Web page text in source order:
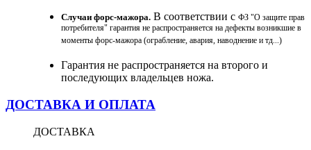
Случаи форс-мажора. В соответствии с ФЗ "О защите прав
потребителя" гарантия не распространяется на дефекты возникшие в
моменты форс-мажора (ограбление, авария, наводнение и тд...)
Гарантия не распространяется на второго и
последующих владельцев ножа.
ДОСТАВКА И ОПЛАТА
ДОСТАВКА